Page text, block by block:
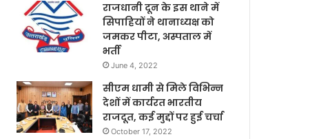
राजधानी दून के इस थाने में
सिपाहियों ने थानाध्यक्ष को
जमकर पीटा, अस्पताल में
भर्ती
June 4, 2022
सीएम धामी से मिले विभिन्न
देशों में कार्यरत भारतीय
राजदूत, कई मुद्दों पर हुई चर्चा
October 17, 2022